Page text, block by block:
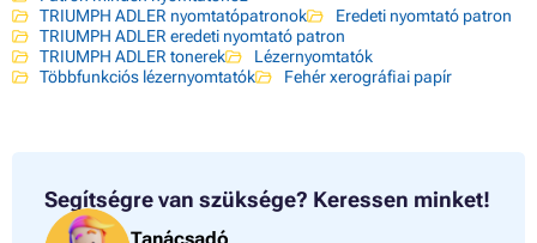
TRIUMPH ADLER nyomtatópatronok
Eredeti nyomtató patron
TRIUMPH ADLER eredeti nyomtató patron
TRIUMPH ADLER tonerek
Lézernyomtatók
Többfunkciós lézernyomtatók
Fehér xerográfiai papír
Segítségre van szüksége? Keressen minket!